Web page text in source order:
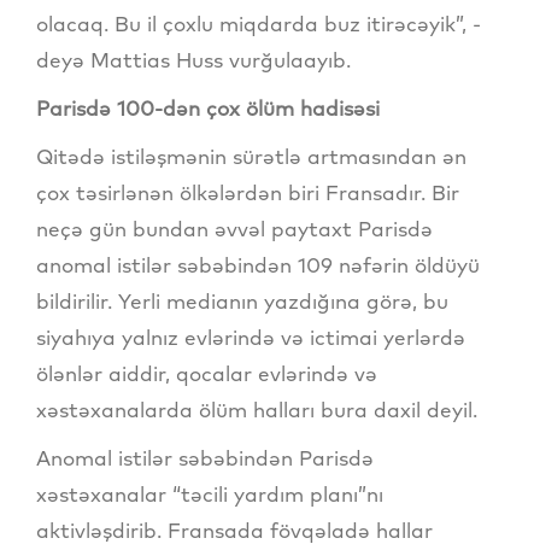
olacaq. Bu il çoxlu miqdarda buz itirəcəyik”, -
deyə Mattias Huss vurğulaayıb.
Parisdə 100-dən çox ölüm hadisəsi
Qitədə istiləşmənin sürətlə artmasından ən
çox təsirlənən ölkələrdən biri Fransadır. Bir
neçə gün bundan əvvəl paytaxt Parisdə
anomal istilər səbəbindən 109 nəfərin öldüyü
bildirilir. Yerli medianın yazdığına görə, bu
siyahıya yalnız evlərində və ictimai yerlərdə
ölənlər aiddir, qocalar evlərində və
xəstəxanalarda ölüm halları bura daxil deyil.
Anomal istilər səbəbindən Parisdə
xəstəxanalar “təcili yardım planı”nı
aktivləşdirib. Fransada fövqəladə hallar